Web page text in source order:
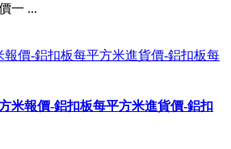
一 ...
米報價-鋁扣板每平方米進貨價-鋁扣